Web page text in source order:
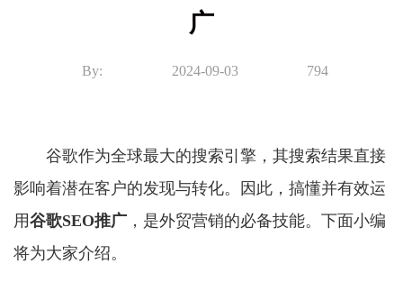
广
By: 2024-09-03 794
谷歌作为全球最大的搜索引擎，其搜索结果直接
影响着潜在客户的发现与转化。因此，搞懂并有效运
用谷歌SEO推广 ，是外贸营销的必备技能。下面小编
将为大家介绍。